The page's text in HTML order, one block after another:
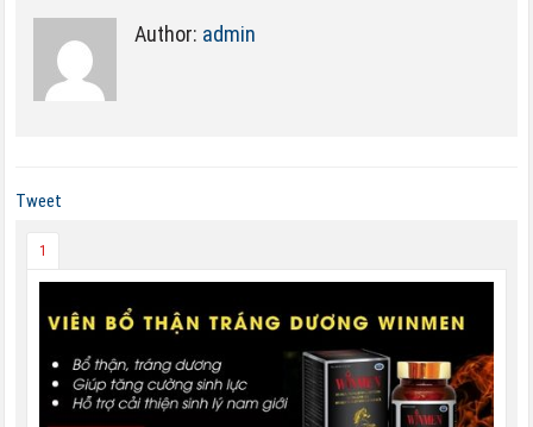
Author: admin
Tweet
1